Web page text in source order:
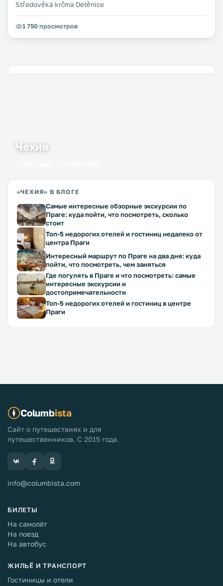
Středověká krčma Detěnice
1 750 просмотров
Чехия
«ЧЕХИЯ» В БЛОГЕ
Самые интересные обзорные экскурсии по
Праге: куда пойти, что посмотреть, сколько
стоит
Топ-5 недорогих отелей и гостиниц недалеко от
центра Праги
Интересный маршрут по Праге на два дня: куда
пойти, что посмотреть, чем заняться
Где погулять в Праге и что посмотреть: самые
интересные экскурсии и
достопримечательности
Топ-5 недорогих отелей и гостиниц в центре
Праги
Columbista
Сайт о путешествиях и для
путешественников. С 2015 года.
info@columbista.com
БИЛЕТЫ
На самолёт
На поезд
На автобус
ЖИЛЬЁ И ТРАНСПОРТ
Гостиницы и отели